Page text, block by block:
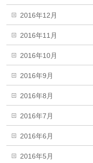
2016年12月
2016年11月
2016年10月
2016年9月
2016年8月
2016年7月
2016年6月
2016年5月